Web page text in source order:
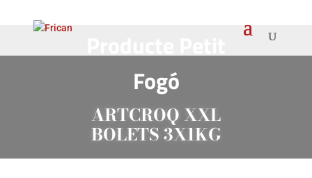
Fogó
ARTCROQ XXL
BOLETS 3X1KG